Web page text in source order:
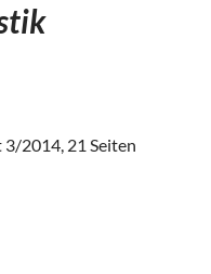
3/2014, 21 Seiten